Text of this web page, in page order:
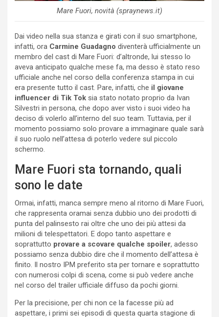
Mare Fuori, novità (spraynews.it)
Dai video nella sua stanza e girati con il suo smartphone,
infatti, ora Carmine Guadagno diventerà ufficialmente un
membro del cast di Mare Fuori: d’altronde, lui stesso lo
aveva anticipato qualche mese fa, ma desso è stato reso
ufficiale anche nel corso della conferenza stampa in cui
era presente tutto il cast. Pare, infatti, che il giovane
influencer di Tik Tok sia stato notato proprio da Ivan
Silvestri in persona, che dopo aver visto i suoi video ha
deciso di volerlo all’interno del suo team. Tuttavia, per il
momento possiamo solo provare a immaginare quale sarà
il suo ruolo nell’attesa di poterlo vedere sul piccolo
schermo.
Mare Fuori sta tornando, quali
sono le date
Ormai, infatti, manca sempre meno al ritorno di Mare Fuori,
che rappresenta oramai senza dubbio uno dei prodotti di
punta del palinsesto rai oltre che uno dei più attesi da
milioni di telespettatori. E dopo tanto aspettare e
soprattutto provare a scovare qualche spoiler, adesso
possiamo senza dubbio dire che il momento dell’attesa è
finito. Il nostro IPM preferito sta per tornare e soprattutto
con numerosi colpi di scena, come si può vedere anche
nel corso del trailer ufficiale diffuso da pochi giorni.
Per la precisione, per chi non ce la facesse più ad
aspettare, i primi sei episodi di questa quarta stagione di